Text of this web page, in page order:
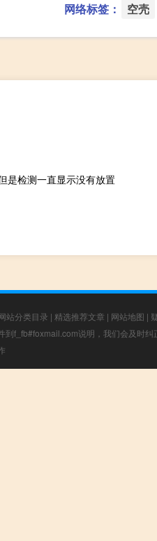
网络标签： 空壳
是检测一直显示没有放置
站分类目录 | 精选推荐文章 | 网站地图 |
f_fb#foxmail.com说明，我们会及时纠